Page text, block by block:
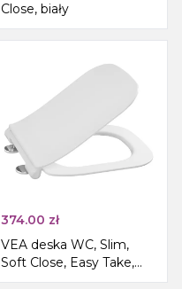
Close, biały
374.00 zł
VEA deska WC, Slim,
Soft Close, Easy Take,
biały